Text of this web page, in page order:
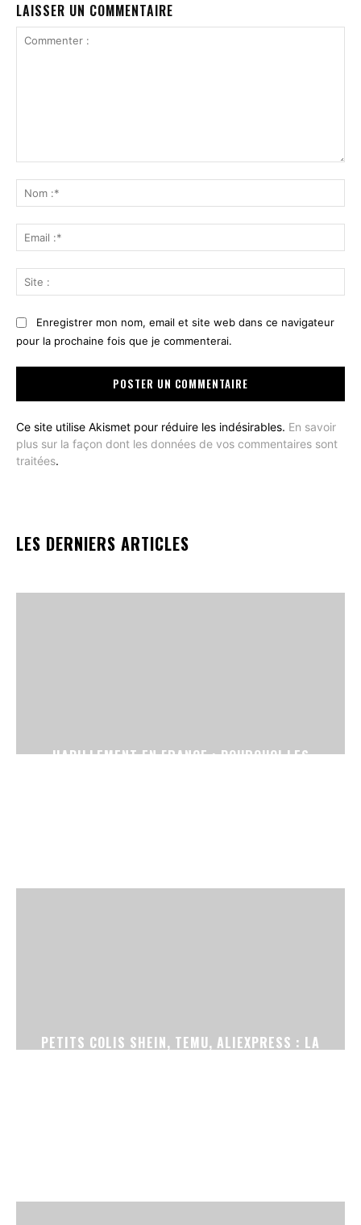
LAISSER UN COMMENTAIRE
:*
:*
:
Enregistrer mon nom, email et site web dans ce navigateur
pour la prochaine fois que je commenterai.
Ce site utilise Akismet pour réduire les indésirables. En savoir
plus sur la façon dont les données de vos commentaires sont
traitées.
LES DERNIERS ARTICLES
HABILLEMENT EN FRANCE : POURQUOI LES
PETITS COLIS SHEIN, TEMU, ALIEXPRESS : LA